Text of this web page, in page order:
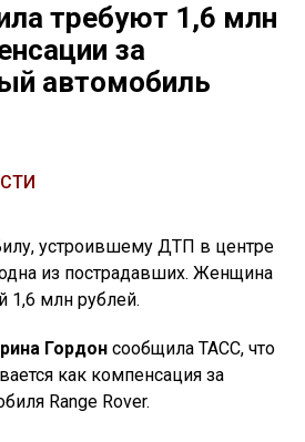
требуют 1,6 млн
за
автомобиль
устроившему ДТП в центре
из пострадавших. Женщина
1,6 млн рублей.
Гордон сообщила ТАСС, что
как компенсация за
Range Rover.